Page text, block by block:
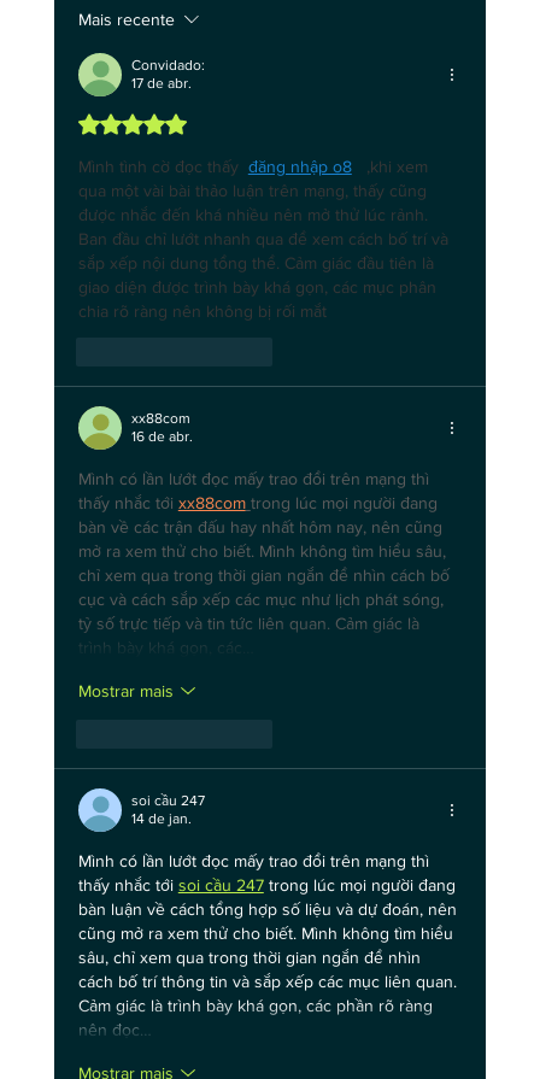
A Pilha Tecnológica da Soberania Digital
em IA
Mais recente
Convidado:
17 de abr.
Avaliado com 5 de 5 estrelas.
Mình tình cờ đọc thấy đăng nhập o8 ,khi xem
qua một vài bài thảo luận trên mạng, thấy cũng
được nhắc đến khá nhiều nên mở thử lúc rảnh.
Ban đầu chỉ lướt nhanh qua để xem cách bố trí và
sắp xếp nội dung tổng thể. Cảm giác đầu tiên là
giao diện được trình bày khá gọn, các mục phân
chia rõ ràng nên không bị rối mắt
xx88com
16 de abr.
Mình có lần lướt đọc mấy trao đổi trên mạng thì
thấy nhắc tới xx88com trong lúc mọi người đang
bàn về các trận đấu hay nhất hôm nay, nên cũng
mở ra xem thử cho biết. Mình không tìm hiểu sâu,
chỉ xem qua trong thời gian ngắn để nhìn cách bố
cục và cách sắp xếp các mục như lịch phát sóng,
tỷ số trực tiếp và tin tức liên quan. Cảm giác là
trình bày khá gọn, các…
Mostrar mais
soi cầu 247
14 de jan.
Mình có lần lướt đọc mấy trao đổi trên mạng thì
thấy nhắc tới soi cầu 247 trong lúc mọi người đang
bàn luận về cách tổng hợp số liệu và dự đoán, nên
cũng mở ra xem thử cho biết. Mình không tìm hiểu
sâu, chỉ xem qua trong thời gian ngắn để nhìn
cách bố trí thông tin và sắp xếp các mục liên quan.
Cảm giác là trình bày khá gọn, các phần rõ ràng
nên đọc…
Mostrar mais